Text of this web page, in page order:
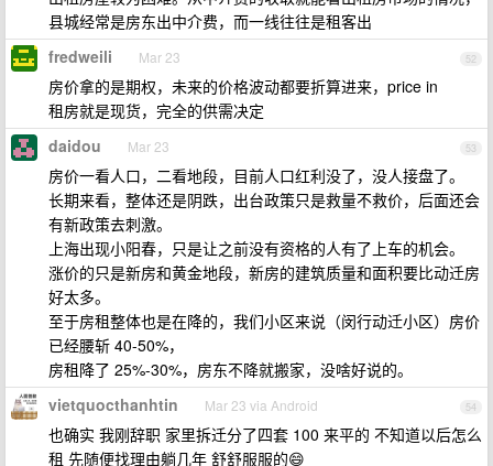
县城经常是房东出中介费，而一线往往是租客出
52
fredweili Mar 23
房价拿的是期权，未来的价格波动都要折算进来，price in
租房就是现货，完全的供需决定
53
daidou Mar 23
房价一看人口，二看地段，目前人口红利没了，没人接盘了。
长期来看，整体还是阴跌，出台政策只是救量不救价，后面还会
有新政策去刺激。
上海出现小阳春，只是让之前没有资格的人有了上车的机会。
涨价的只是新房和黄金地段，新房的建筑质量和面积要比动迁房
好太多。
至于房租整体也是在降的，我们小区来说（闵行动迁小区）房价
已经腰斩 40-50%，
房租降了 25%-30%，房东不降就搬家，没啥好说的。
54
vietquocthanhtin Mar 23 via Android
也确实 我刚辞职 家里拆迁分了四套 100 来平的 不知道以后怎么
租 先随便找理由躺几年 舒舒服服的😄